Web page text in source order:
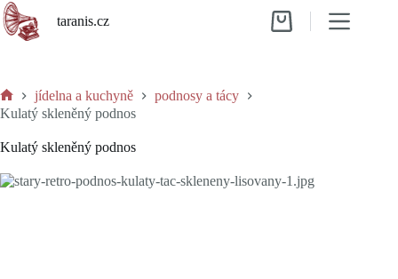
Skip
to
content
taranis.cz
Shopping
Home
jídelna a kuchyně
podnosy a tácy
Kulatý skleněný podnos
Kulatý skleněný podnos